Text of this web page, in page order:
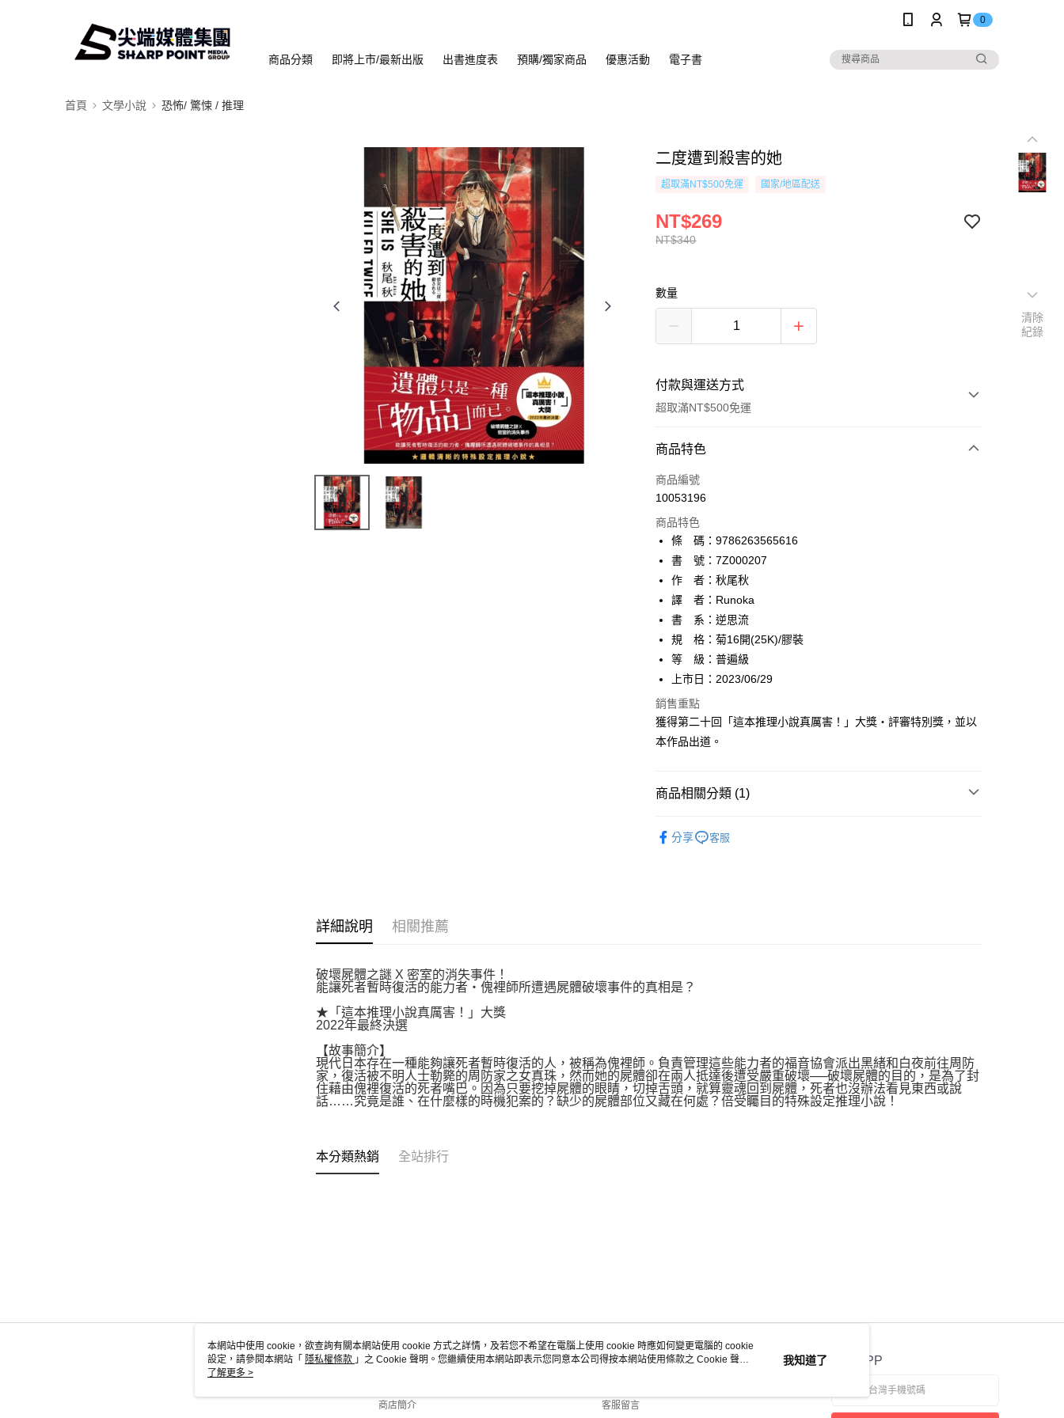
0
商品分類 即將上市/最新出版 出書進度表 預購/獨家商品 優惠活動 電子書
首頁 文學小說 恐怖/ 驚悚 / 推理
二度遭到殺害的她
超取滿NT$500免運 國家/地區配送
NT$340
NT$269
數量
付款與運送方式
超取滿NT$500免運
付款方式
信用卡一次付款
AFTEE先享後付
相關說明
AFTEE先享後付是「在收到商品之後才付款」的支付方式。 讓您購物簡單
便利好安心！
１．簡單：不需註冊會員、不需綁卡、不需儲值。
２．便利：只要手機號碼，簡訊認證，即可結帳。
３．安心：先確認商品／服務後，再付款。
１．於結帳方式選擇「AFTEE先享後付」後，將跳轉至「AFTEE先享後
付」結帳頁面，進行簡訊認證並確認金額後，即可完成結帳。
２．訂單成立數日內，您將收到繳費通知簡訊。
３．收到繳費通知簡訊後14天內，點擊此簡訊中的連結，可透過四大超商
／ATM／網路銀行／等多元方式進行付款，方視為交易完成。
※ 交易是否成功請以「AFTEE先享後付 」之結帳頁面顯示為準，若有關於
４．使用「AFTEE先享後付」時，將依據個別帳號之用戶狀況，依本公司
動。
ATM付款
運送方式
全家取貨付款
每筆NT$80，滿NT$500(含以上)免運費
付款後全家取貨
每筆NT$80，滿NT$500(含以上)免運費
每筆NT$80，滿NT$500(含以上)免運費
每筆NT$80，滿NT$500(含以上)免運費
每筆NT$100，滿NT$800(含以上)免運費
商品特色
商品編號
10053196
商品特色
條 碼：9786263565616
書 號：7Z000207
作 者：秋尾秋
譯 者：Runoka
書 系：逆思流
規 格：菊16開(25K)/膠裝
等 級：普遍級
上市日：2023/06/29
銷售重點
獲得第二十回「這本推理小說真厲害！」大獎・評審特別獎，並以
本作品出道。
商品相關分類 (1)
分享
客服
詳細說明 相關推薦
破壞屍體之謎 X 密室的消失事件！
能讓死者暫時復活的能力者‧傀裡師所遭遇屍體破壞事件的真相是？
★「這本推理小說真厲害！」大獎
2022年最終決選
【故事簡介】
現代日本存在一種能夠讓死者暫時復活的人，被稱為傀裡師。負責管理這些能力者的福音協會派出黑緒和白夜前往周防
家，復活被不明人士勒斃的周防家之女真珠，然而她的屍體卻在兩人抵達後遭受嚴重破壞──破壞屍體的目的，是為了封
住藉由傀裡復活的死者嘴巴。因為只要挖掉屍體的眼睛，切掉舌頭，就算靈魂回到屍體，死者也沒辦法看見東西或說
話……究竟是誰、在什麼樣的時機犯案的？缺少的屍體部位又藏在何處？倍受矚目的特殊設定推理小說！
本分類熱銷 全站排行
關於我們
商店簡介
客服資訊
客服留言
官方APP
清除
紀錄
本網站中使用 cookie，欲查詢有關本網站使用 cookie 方式之詳情，及若您不希望在電腦上使用 cookie 時應如何變更電腦的 cookie
設定，請參閱本網站「 隱私權條款 」之 Cookie 聲明。您繼續使用本網站即表示您同意本公司得按本網站使用條款之 Cookie 聲明
使用 cookie。
了解更多 >
我知道了